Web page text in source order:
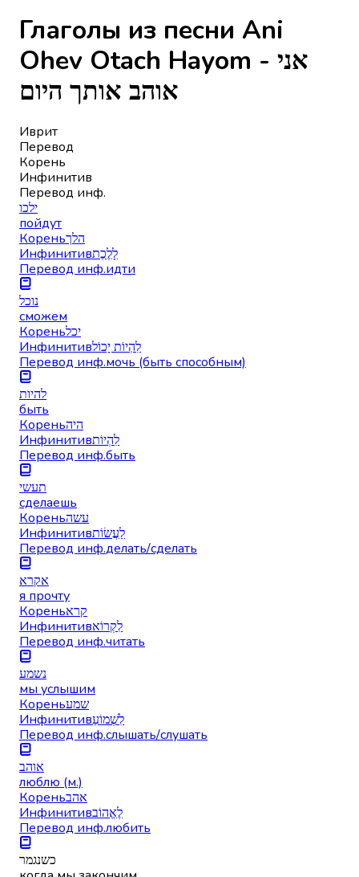
Глаголы из песни Ani
Ohev Otach Hayom - אני
אוהב אותך היום
Иврит
Перевод
Корень
Инфинитив
Перевод инф.
ילכו
пойдут
Кореньהלך
Инфинитивלָלֶכֶת
Перевод инф.идти
נוכל
сможем
Кореньיכל
Инфинитивלִהְיוֹת יָכוֹל
Перевод инф.мочь (быть способным)
להיות
быть
Кореньהיה
Инфинитивלִהְיוֹת
Перевод инф.быть
תעשי
сделаешь
Кореньעשה
Инфинитивלַעֲשׂוֹת
Перевод инф.делать/сделать
אקרא
я прочту
Кореньקרא
Инфинитивלִקְרוֹא
Перевод инф.читать
נשמע
мы услышим
Кореньשמע
Инфинитивלִשְׁמוֹעַ
Перевод инф.слышать/слушать
אוהב
люблю (м.)
Кореньאהב
Инфинитивלֶאֱהוֹב
Перевод инф.любить
כשנגמר